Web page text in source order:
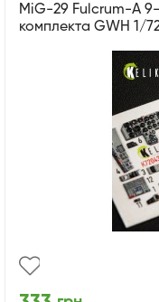
MiG-29 Fulcrum-A
комплекта GWH 1/